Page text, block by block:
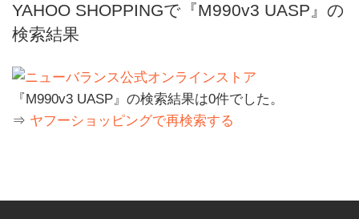
YAHOO SHOPPINGで『M990v3 UASP』の
検索結果
『M990v3 UASP』の検索結果は0件でした。
⇒ ヤフーショッピングで再検索する